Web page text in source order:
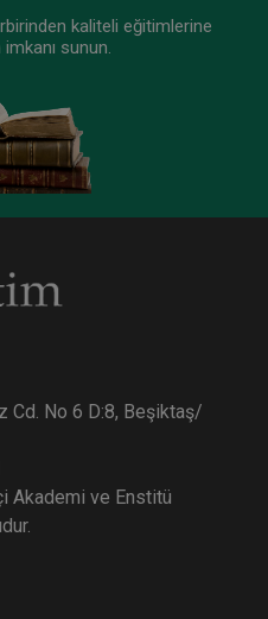
kaliteli eğitimlerine
imkanı sunun.
Cd. No 6 D:8, Beşiktaş/
Akademi ve Enstitü